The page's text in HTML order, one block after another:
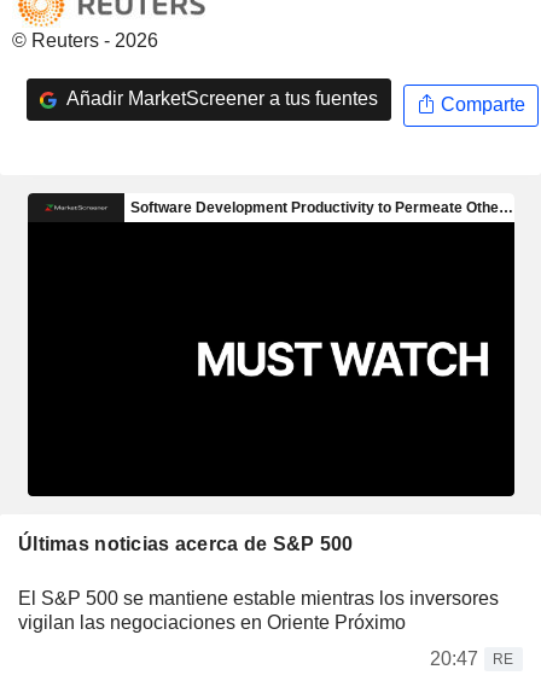
© Reuters - 2026
Añadir MarketScreener a tus fuentes Comparte
Últimas noticias acerca de S&P 500
El S&P 500 se mantiene estable mientras los inversores
vigilan las negociaciones en Oriente Próximo
20:47
RE